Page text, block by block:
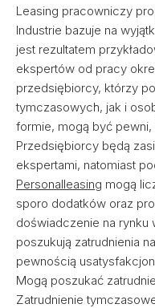
Leasing pracowniczy
Industrie bazuje na
jest rezultatem
ekspertów od pracy
przedsiębiorcy, którzy
tymczasowych, jak i
formie, mogą być
Przedsiębiorcy będą
ekspertami, natomiast
Personalleasing mogą
sporo dodatków oraz
doświadczenie na
poszukują zatrudnienia
pewnością
Mogą poszukać
Zatrudnienie